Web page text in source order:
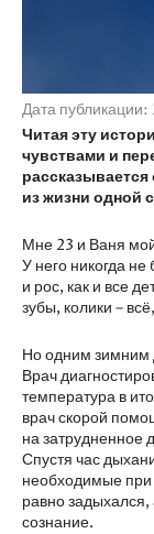
Дата
Читая эту
чувствами и
из жизни одной
Мне 23 и Ваня
У него никогда
и рос, как и все
зубы, колики –
Но одним зимним
Врач
температура в
врач скорой
на затрудненное
Спустя час
необходимые
равно
сознание.